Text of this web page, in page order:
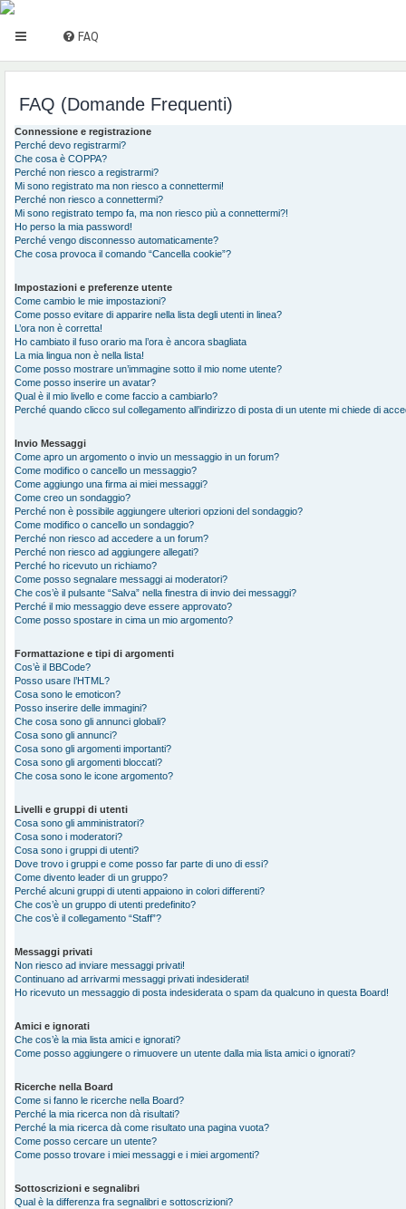
FAQ
FAQ (Domande Frequenti)
Connessione e registrazione
Perché devo registrarmi?
Che cosa è COPPA?
Perché non riesco a registrarmi?
Mi sono registrato ma non riesco a connettermi!
Perché non riesco a connettermi?
Mi sono registrato tempo fa, ma non riesco più a connettermi?!
Ho perso la mia password!
Perché vengo disconnesso automaticamente?
Che cosa provoca il comando “Cancella cookie”?
Impostazioni e preferenze utente
Come cambio le mie impostazioni?
Come posso evitare di apparire nella lista degli utenti in linea?
L’ora non è corretta!
Ho cambiato il fuso orario ma l’ora è ancora sbagliata
La mia lingua non è nella lista!
Come posso mostrare un’immagine sotto il mio nome utente?
Come posso inserire un avatar?
Qual è il mio livello e come faccio a cambiarlo?
Perché quando clicco sul collegamento all’indirizzo di posta di un utente mi chiede di
Invio Messaggi
Come apro un argomento o invio un messaggio in un forum?
Come modifico o cancello un messaggio?
Come aggiungo una firma ai miei messaggi?
Come creo un sondaggio?
Perché non è possibile aggiungere ulteriori opzioni del sondaggio?
Come modifico o cancello un sondaggio?
Perché non riesco ad accedere a un forum?
Perché non riesco ad aggiungere allegati?
Perché ho ricevuto un richiamo?
Come posso segnalare messaggi ai moderatori?
Che cos’è il pulsante “Salva” nella finestra di invio dei messaggi?
Perché il mio messaggio deve essere approvato?
Come posso spostare in cima un mio argomento?
Formattazione e tipi di argomenti
Cos’è il BBCode?
Posso usare l’HTML?
Cosa sono le emoticon?
Posso inserire delle immagini?
Che cosa sono gli annunci globali?
Cosa sono gli annunci?
Cosa sono gli argomenti importanti?
Cosa sono gli argomenti bloccati?
Che cosa sono le icone argomento?
Livelli e gruppi di utenti
Cosa sono gli amministratori?
Cosa sono i moderatori?
Cosa sono i gruppi di utenti?
Dove trovo i gruppi e come posso far parte di uno di essi?
Come divento leader di un gruppo?
Perché alcuni gruppi di utenti appaiono in colori differenti?
Che cos’è un gruppo di utenti predefinito?
Che cos’è il collegamento “Staff”?
Messaggi privati
Non riesco ad inviare messaggi privati!
Continuano ad arrivarmi messaggi privati indesiderati!
Ho ricevuto un messaggio di posta indesiderata o spam da qualcuno in questa Board!
Amici e ignorati
Che cos’è la mia lista amici e ignorati?
Come posso aggiungere o rimuovere un utente dalla mia lista amici o ignorati?
Ricerche nella Board
Come si fanno le ricerche nella Board?
Perché la mia ricerca non dà risultati?
Perché la mia ricerca dà come risultato una pagina vuota?
Come posso cercare un utente?
Come posso trovare i miei messaggi e i miei argomenti?
Sottoscrizioni e segnalibri
Qual è la differenza fra segnalibri e sottoscrizioni?